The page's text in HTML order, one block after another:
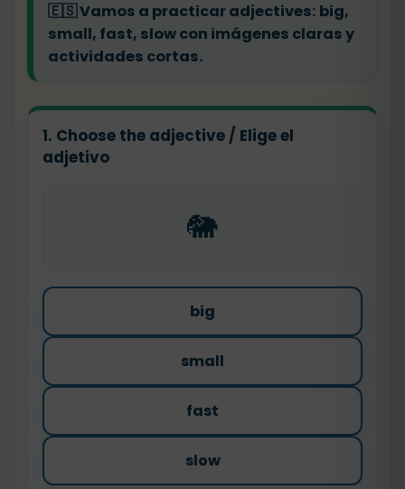
🇪🇸Vamos a practicar adjectives: big,
small, fast, slow con imágenes claras y
actividades cortas.
1. Choose the adjective / Elige el
adjetivo
🐘
big
small
fast
slow